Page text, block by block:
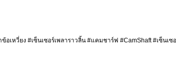
อเหวี่ยง #เซ็นเซอร์เพลาราวลิ้น #แคมชาร์ฟ #CamShaft #เซ็น